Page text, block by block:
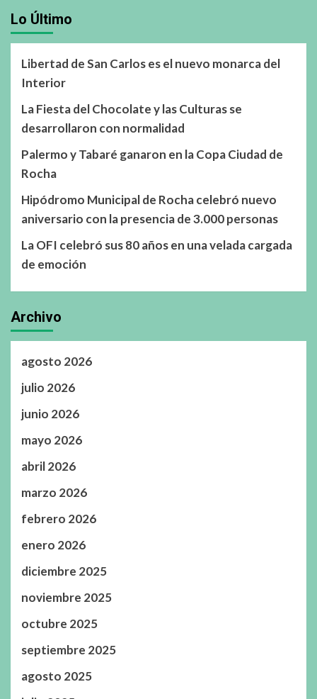
Lo Último
Libertad de San Carlos es el nuevo monarca del
Interior
La Fiesta del Chocolate y las Culturas se
desarrollaron con normalidad
Palermo y Tabaré ganaron en la Copa Ciudad de
Rocha
Hipódromo Municipal de Rocha celebró nuevo
aniversario con la presencia de 3.000 personas
La OFI celebró sus 80 años en una velada cargada
de emoción
Archivo
agosto 2026
julio 2026
junio 2026
mayo 2026
abril 2026
marzo 2026
febrero 2026
enero 2026
diciembre 2025
noviembre 2025
octubre 2025
septiembre 2025
agosto 2025